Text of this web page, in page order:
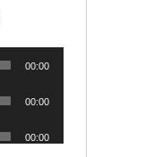
00:00
00:00
00:00